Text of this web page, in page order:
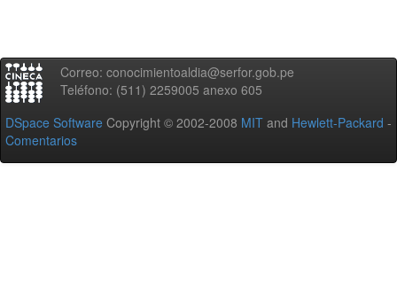
Correo: conocimientoaldia@serfor.gob.pe
Teléfono: (511) 2259005 anexo 605
DSpace Software Copyright © 2002-2008 MIT and Hewlett-Packard -
Comentarios